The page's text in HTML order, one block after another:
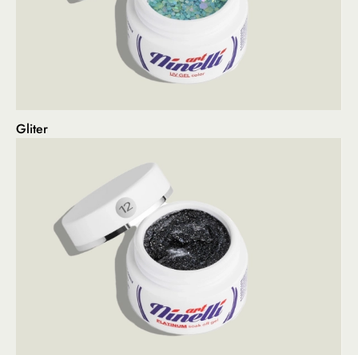
Gliter